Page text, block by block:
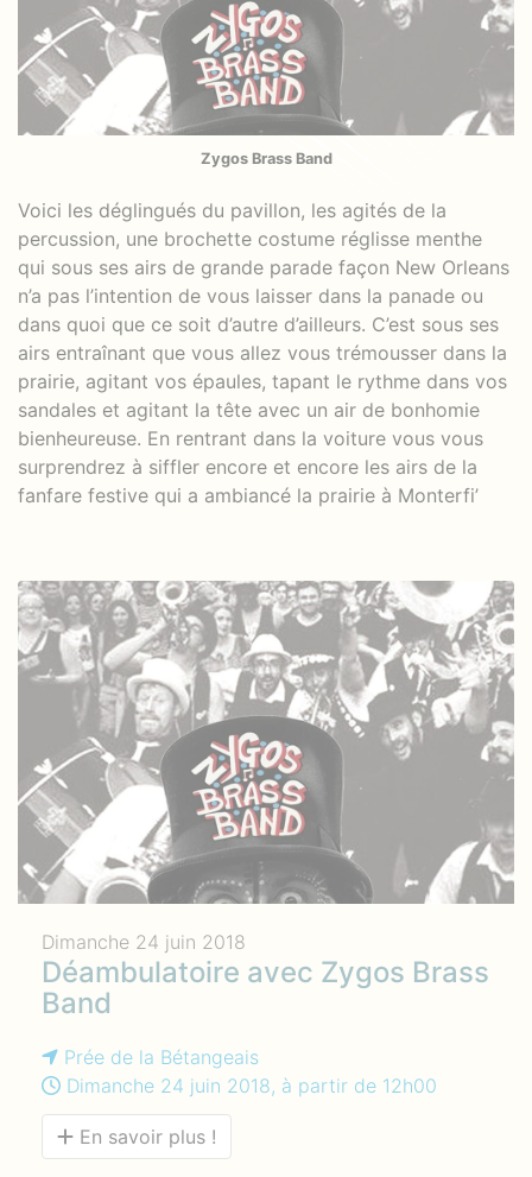
Zygos Brass Band
Voici les déglingués du pavillon, les agités de la
percussion, une brochette costume réglisse menthe
qui sous ses airs de grande parade façon New Orleans
n’a pas l’intention de vous laisser dans la panade ou
dans quoi que ce soit d’autre d’ailleurs. C’est sous ses
airs entraînant que vous allez vous trémousser dans la
prairie, agitant vos épaules, tapant le rythme dans vos
sandales et agitant la tête avec un air de bonhomie
bienheureuse. En rentrant dans la voiture vous vous
surprendrez à siffler encore et encore les airs de la
fanfare festive qui a ambiancé la prairie à Monterfi’
Dimanche 24 juin 2018
Déambulatoire avec Zygos Brass
Band
Prée de la Bétangeais
Dimanche 24 juin 2018, à partir de 12h00
En savoir plus !